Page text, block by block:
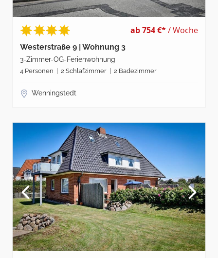
ab 754 €*/ Woche
Westerstraße 9 | Wohnung 3
3-Zimmer-OG-Ferienwohnung
4 Personen | 2 Schlafzimmer | 2 Badezimmer
Wenningstedt